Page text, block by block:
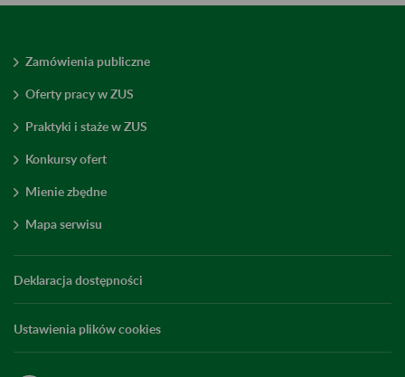
Zamówienia publiczne
Oferty pracy w ZUS
Praktyki i staże w ZUS
Konkursy ofert
Mienie zbędne
Mapa serwisu
Deklaracja dostępności
Ustawienia plików cookies